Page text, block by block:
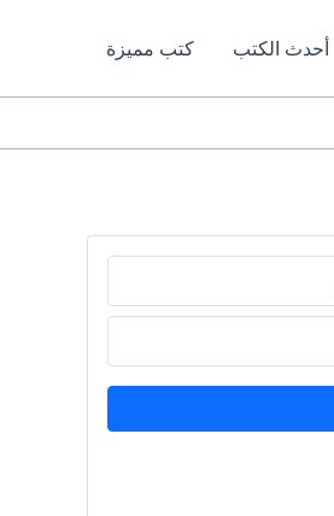
أحدث الكتب كتب مميزة